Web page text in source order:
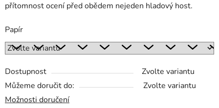
přítomnost ocení před obědem nejeden hladový host.
Papír
Dostupnost
Zvolte variantu
Můžeme doručit do:
Zvolte variantu
Možnosti doručení